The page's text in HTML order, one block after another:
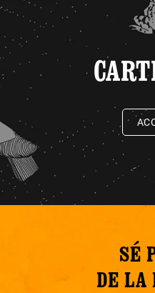
SÉ
DE LA